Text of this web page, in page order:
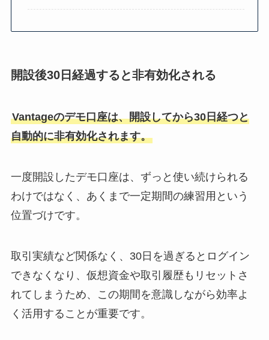
開設後30日経過すると非有効化される
Vantageのデモ口座は、開設してから30日経つと
自動的に非有効化されます。
一度開設したデモ口座は、ずっと使い続けられる
わけではなく、あくまで一定期間の練習用という
位置づけです。
取引実績など関係なく、30日を過ぎるとログイン
できなくなり、仮想資金や取引履歴もリセットさ
れてしまうため、この期間を意識しながら効率よ
く活用することが重要です。